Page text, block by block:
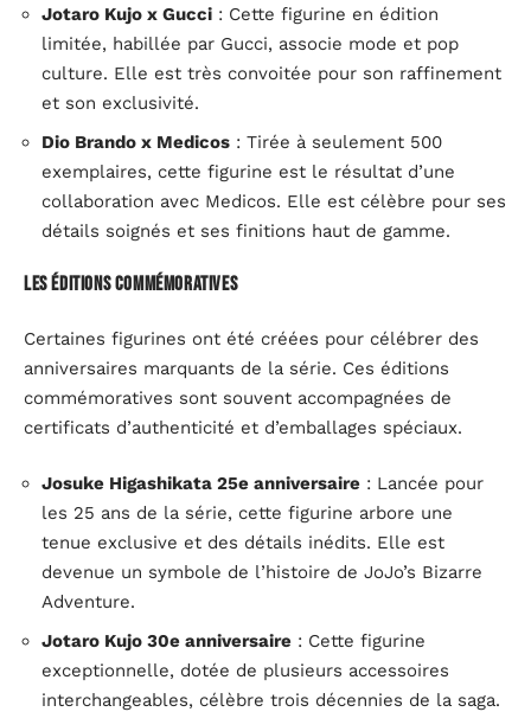
Jotaro Kujo x Gucci : Cette figurine en édition
limitée, habillée par Gucci, associe mode et pop
culture. Elle est très convoitée pour son raffinement
et son exclusivité.
Dio Brando x Medicos : Tirée à seulement 500
exemplaires, cette figurine est le résultat d’une
collaboration avec Medicos. Elle est célèbre pour ses
détails soignés et ses finitions haut de gamme.
Les éditions commémoratives
Certaines figurines ont été créées pour célébrer des
anniversaires marquants de la série. Ces éditions
commémoratives sont souvent accompagnées de
certificats d’authenticité et d’emballages spéciaux.
Josuke Higashikata 25e anniversaire : Lancée pour
les 25 ans de la série, cette figurine arbore une
tenue exclusive et des détails inédits. Elle est
devenue un symbole de l’histoire de JoJo’s Bizarre
Adventure.
Jotaro Kujo 30e anniversaire : Cette figurine
exceptionnelle, dotée de plusieurs accessoires
interchangeables, célèbre trois décennies de la saga.